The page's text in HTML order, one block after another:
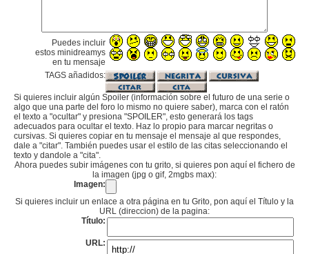
Puedes incluir
estos minidreamys
en tu mensaje
TAGS añadidos:
Si quieres incluir algún Spoiler (información sobre el futuro de una serie o
algo que una parte del foro lo mismo no quiere saber), marca con el ratón
el texto a "ocultar" y presiona "SPOILER", esto generará los tags
adecuados para ocultar el texto. Haz lo propio para marcar negritas o
cursivas. Si quieres copiar en tu mensaje el mensaje al que respondes,
dale a "citar". También puedes usar el estilo de las citas seleccionando el
texto y dandole a "cita".
Ahora puedes subir imágenes con tu grito, si quieres pon aquí el fichero de
la imagen (jpg o gif, 2mgbs max):
Imagen:
Si quieres incluir un enlace a otra página en tu Grito, pon aquí el Título y la
URL (direccion) de la pagina:
Título:
URL: